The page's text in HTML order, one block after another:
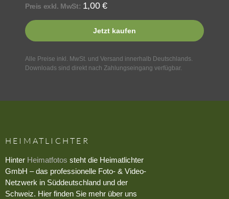
Preis exkl. MwSt: 1,00 €
Jetzt kaufen
Alle Preise inkl. MwSt. und Versand innerhalb Deutschlands.
Downloads sind direkt nach Zahlungseingang verfügbar.
HEIMATLICHTER
Hinter Heimatfotos steht die Heimatlichter
GmbH – das professionelle Foto- & Video-
Netzwerk in Süddeutschland und der
Schweiz. Hier finden Sie mehr über uns